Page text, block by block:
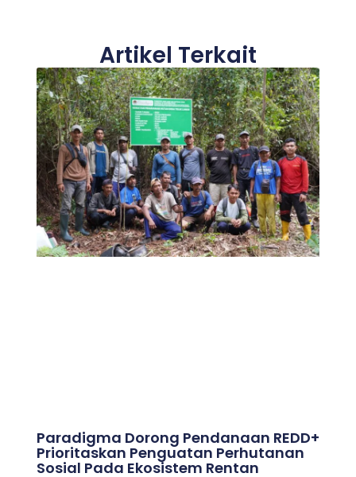
Artikel Terkait
Paradigma Dorong Pendanaan REDD+
Prioritaskan Penguatan Perhutanan
Sosial Pada Ekosistem Rentan